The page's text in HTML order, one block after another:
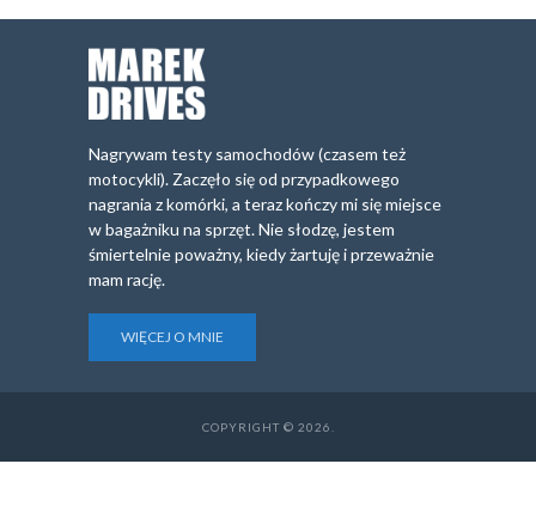
Nagrywam testy samochodów (czasem też
motocykli). Zaczęło się od przypadkowego
nagrania z komórki, a teraz kończy mi się miejsce
w bagażniku na sprzęt. Nie słodzę, jestem
śmiertelnie poważny, kiedy żartuję i przeważnie
mam rację.
WIĘCEJ O MNIE
COPYRIGHT © 2026.